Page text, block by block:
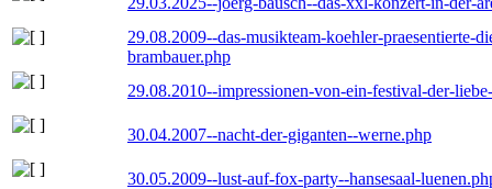
29.08.2009--das-musikteam-koehler-praesentierte-
brambauer.php
29.08.2010--impressionen-von-ein-festival-der-
30.04.2007--nacht-der-giganten--werne.php
30.05.2009--lust-auf-fox-party--hansesaal-